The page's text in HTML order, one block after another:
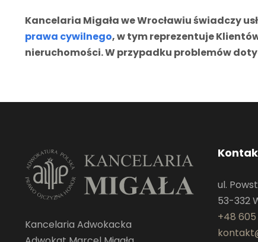
Kancelaria Migała we Wrocławiu świadczy
prawa cywilnego, w tym reprezentuje
nieruchomości. W przypadku problemów
Kancelaria Adwokacka
ul.
53-332
+48 605